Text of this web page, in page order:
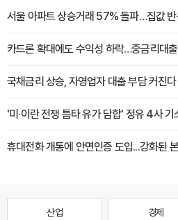
서울 아파트 상승거래 57% 돌파…집값
카드론 확대에도 수익성 하락…중금리대
국채금리 상승, 자영업자 대출 부담 커진다
'미·이란 전쟁 틈타 유가 담합' 정유 4사
휴대전화 개통에 안면인증 도입...강화된
산업 경제